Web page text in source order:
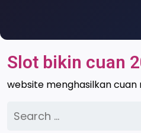
content
Slot bikin cuan
website menghasilkan cuan
for: